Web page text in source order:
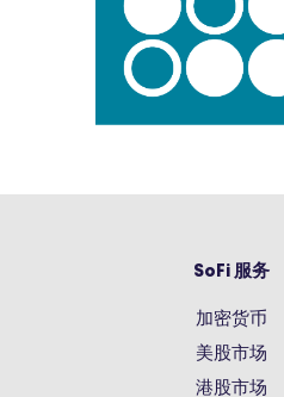
SoFi 服务
加密货币
美股市场
港股市场